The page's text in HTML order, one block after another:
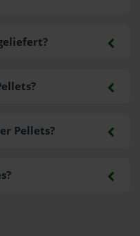
Pellets?